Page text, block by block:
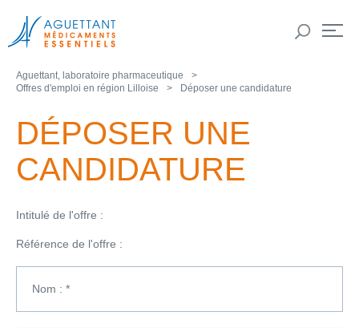
Aguettant, laboratoire pharmaceutique
Offres d'emploi en région Lilloise
Déposer une candidature
DÉPOSER UNE
CANDIDATURE
Intitulé de l'offre :
Référence de l'offre :
Nom : *